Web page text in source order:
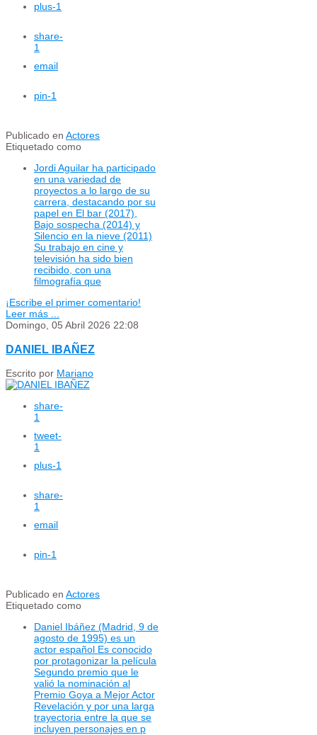
plus-1
share-
1
email
pin-1
Publicado en Actores
Etiquetado como
Jordi Aguilar ha participado
en una variedad de
proyectos a lo largo de su
carrera, destacando por su
papel en El bar (2017),
Bajo sospecha (2014) y
Silencio en la nieve (2011)
Su trabajo en cine y
televisión ha sido bien
recibido, con una
filmografía que
¡Escribe el primer comentario!
Leer más ...
Domingo, 05 Abril 2026 22:08
DANIEL IBAÑEZ
Escrito por Mariano
share-
1
tweet-
1
plus-1
share-
1
email
pin-1
Publicado en Actores
Etiquetado como
Daniel Ibáñez (Madrid, 9 de
agosto de 1995) es un
actor español Es conocido
por protagonizar la película
Segundo premio que le
valió la nominación al
Premio Goya a Mejor Actor
Revelación y por una larga
trayectoria entre la que se
incluyen personajes en p